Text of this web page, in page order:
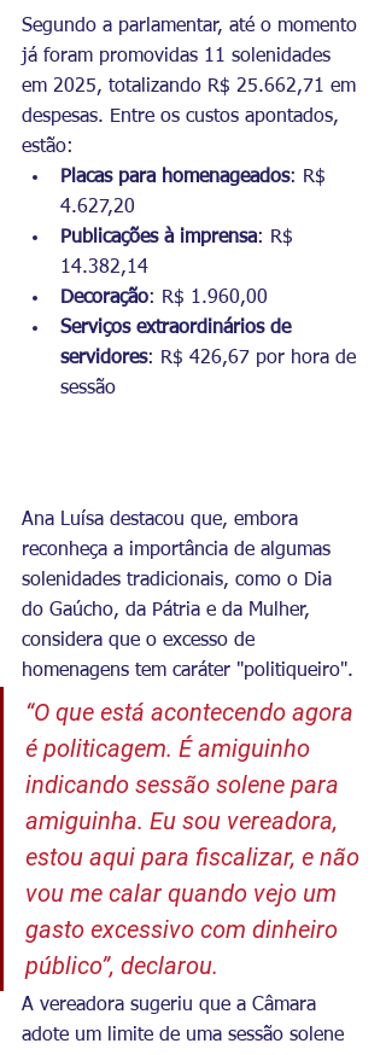
Segundo a parlamentar, até o momento
já foram promovidas 11 solenidades
em 2025, totalizando R$ 25.662,71 em
despesas. Entre os custos apontados,
estão:
Placas para homenageados: R$
4.627,20
Publicações à imprensa: R$
14.382,14
Decoração: R$ 1.960,00
Serviços extraordinários de
servidores: R$ 426,67 por hora de
sessão
Ana Luísa destacou que, embora
reconheça a importância de algumas
solenidades tradicionais, como o Dia
do Gaúcho, da Pátria e da Mulher,
considera que o excesso de
homenagens tem caráter "politiqueiro".
“O que está acontecendo agora
é politicagem. É amiguinho
indicando sessão solene para
amiguinha. Eu sou vereadora,
estou aqui para fiscalizar, e não
vou me calar quando vejo um
gasto excessivo com dinheiro
público”, declarou.
A vereadora sugeriu que a Câmara
adote um limite de uma sessão solene